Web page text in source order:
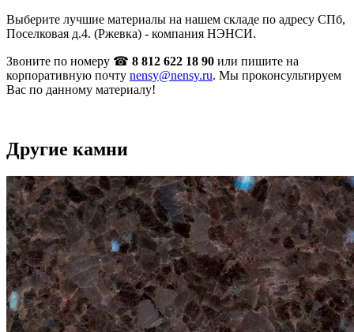
Выберите лучшие материалы на нашем складе по адресу СПб,
Поселковая д.4. (Ржевка) - компания НЭНСИ.
Звоните по номеру ☎ 8 812 622 18 90 или пишите на
корпоративную почту nensy@nensy.ru. Мы проконсультируем
Вас по данному материалу!
Другие камни